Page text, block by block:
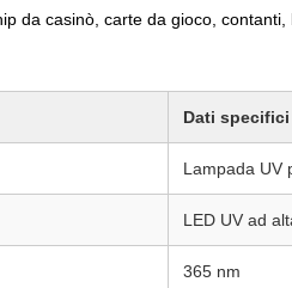
da casinò, carte da gioco,
Dati specifici
Lampada UV
LED UV ad
365 nm